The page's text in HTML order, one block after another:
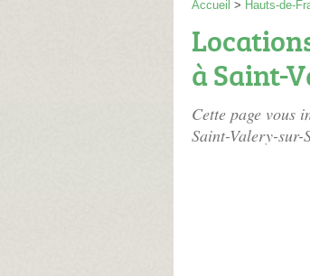
Accueil > Hauts-de-
à Saint-
Cette page vous
Saint-Valery-sur-